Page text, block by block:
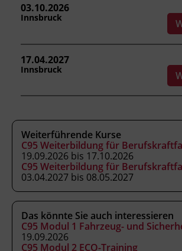
einordnen.
Kriminalität und illegale
erkennen und richtig
Präsenzunterricht
Leitung
Fachtrainer_in
Kursbesuchsbestätigung
Abschlussinformation
03.10.2026
Innsbruck
17.04.2027
Innsbruck
Weiterführende Kurse
C95 Weiterbildung für
19.09.2026 bis 17.10.2026
C95 Weiterbildung für
03.04.2027 bis 08.05.2027
Das könnte Sie auch interessieren
C95 Modul 1 Fahrzeug- und
19.09.2026
C95 Modul 2 ECO-Training